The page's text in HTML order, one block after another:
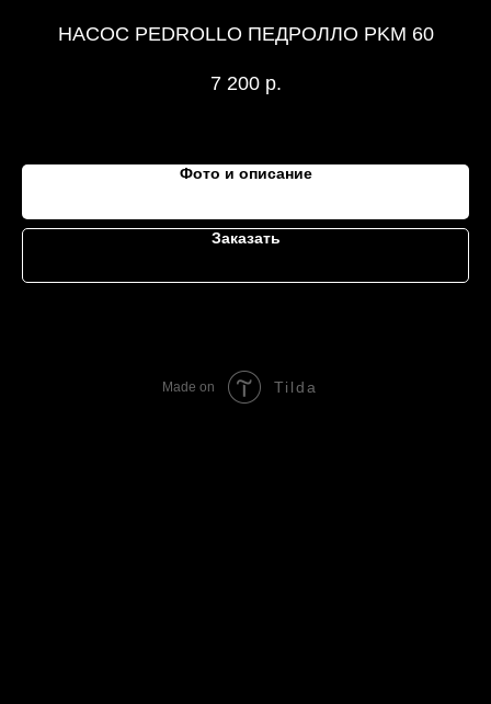
НАСОС PEDROLLO ПЕДРОЛЛО PKM 60
7 200 р.
Фото и описание
Заказать
Made on Tilda